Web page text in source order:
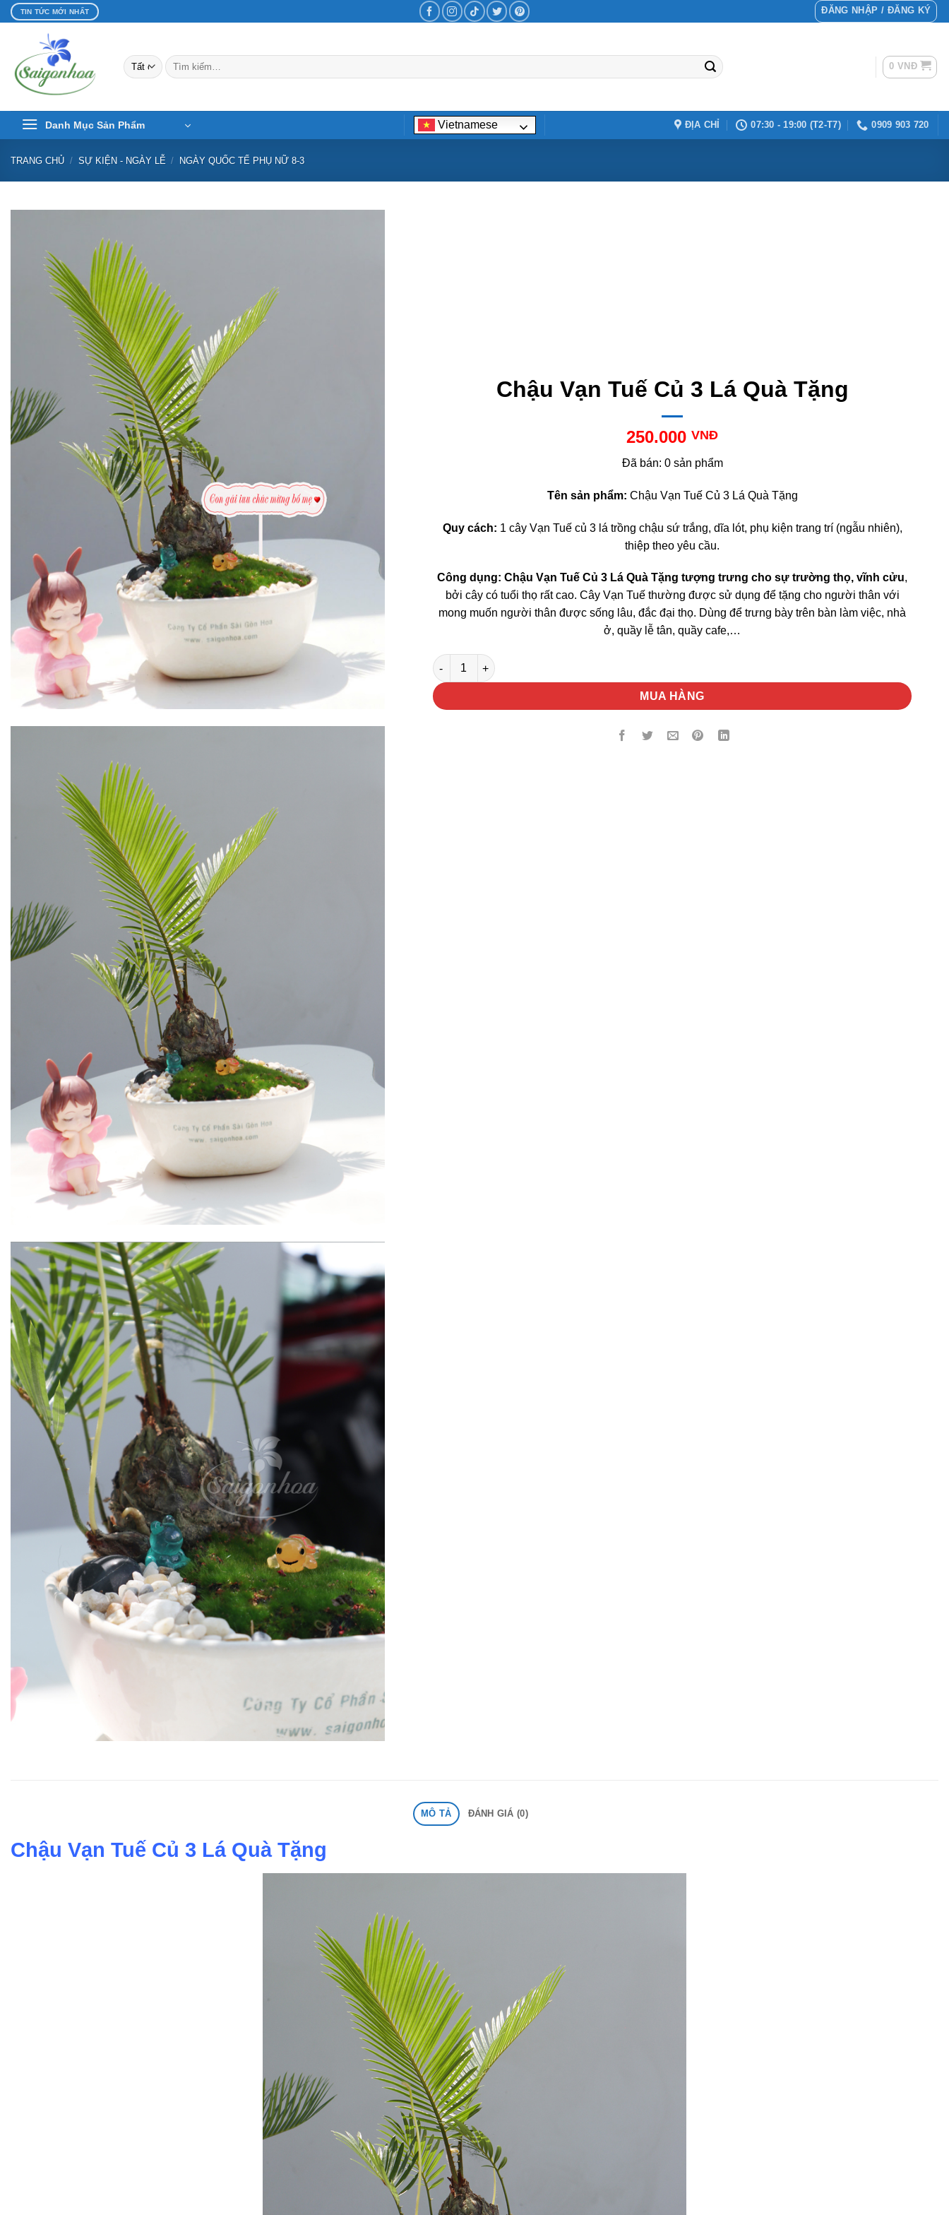
Bỏ
qua
dung
TIN TỨC MỚI NHẤT ĐĂNG NHẬP / ĐĂNG KÝ
Tìm
kiếm:
0 VNĐ
Danh Mục Sản Phẩm Vietnamese ĐỊA CHỈ 07:30 - 19:00 (T2-T7) 0909 903 720
TRANG CHỦ / SỰ KIỆN - NGÀY LỄ / NGÀY QUỐC TẾ PHỤ NỮ 8-3
Chậu Vạn Tuế Củ 3 Lá Quà Tặng
250.000 VNĐ
Đã bán: 0 sản phẩm
Tên sản phẩm: Chậu Vạn Tuế Củ 3 Lá Quà Tặng
Quy cách: 1 cây Vạn Tuế củ 3 lá trồng chậu sứ trắng, dĩa lót, phụ kiện trang trí (ngẫu nhiên),
thiệp theo yêu cầu.
Công dụng: Chậu Vạn Tuế Củ 3 Lá Quà Tặng tượng trưng cho sự trường thọ, vĩnh cửu,
bởi cây có tuổi thọ rất cao. Cây Vạn Tuế thường được sử dụng để tặng cho người thân với
mong muốn người thân được sống lâu, đắc đại thọ. Dùng để trưng bày trên bàn làm việc, nhà
ở, quầy lễ tân, quầy cafe,…
Chậu Vạn Tuế Củ 3 Lá Quà Tặng số lượng
MUA HÀNG
MÔ TẢ ĐÁNH GIÁ (0)
Chậu Vạn Tuế Củ 3 Lá Quà Tặng